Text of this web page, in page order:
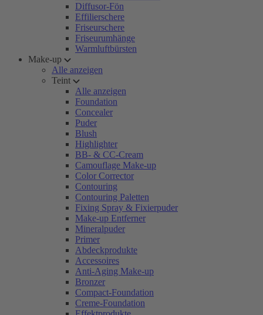
Diffusor-Fön
Effilierschere
Friseurschere
Friseurumhänge
Warmluftbürsten
Make-up
Alle anzeigen
Teint
Alle anzeigen
Foundation
Concealer
Puder
Blush
Highlighter
BB- & CC-Cream
Camouflage Make-up
Color Corrector
Contouring
Contouring Paletten
Fixing Spray & Fixierpuder
Make-up Entferner
Mineralpuder
Primer
Abdeckprodukte
Accessoires
Anti-Aging Make-up
Bronzer
Compact-Foundation
Creme-Foundation